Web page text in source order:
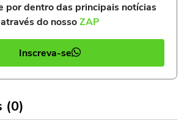
por dentro das principais notícias
através do nossoZAP
Inscreva-se
(0)